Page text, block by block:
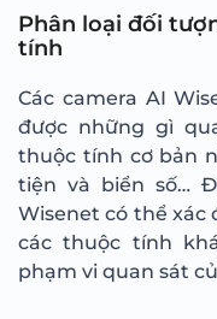
Phân loại đối
tính
Các camera AI
được những gì
thuộc tính cơ bản
tiện và biển số…
Wisenet có thể xác
các thuộc tính
phạm vi quan sát